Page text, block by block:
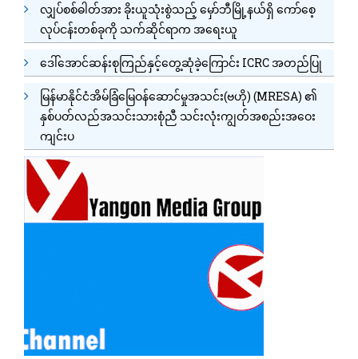
လျှပ်စစ်ဓါတ်အား ခိုးယူသုံးစွဲသည့် မှော်ဘီမြို့နယ်ရှိ ကော်စေ့
လုပ်ငန်းတစ်ခုကို သက်ဆိုင်ရာက အရေးယူ
ဒေါ်အောင်ဆန်းစုကြည်နှင့်တွေ့ဆုံခဲ့ကြောင်း ICRC အတည်ပြု
မြန်မာနိုင်ငံအိမ်ခြံမြေဝန်ဆောင်မှုအသင်း(ဗဟို) (MRESA) ၏
နှစ်ပတ်လည်အသင်းသားစုံညီ သင်းလုံးကျွတ်အစည်းအဝေး
ကျင်းပ